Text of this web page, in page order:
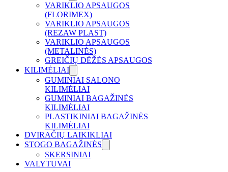
VARIKLIO APSAUGOS
(FLORIMEX)
VARIKLIO APSAUGOS
(REZAW PLAST)
VARIKLIO APSAUGOS
(METALINĖS)
GREIČIŲ DĖŽĖS APSAUGOS
KILIMĖLIAI
GUMINIAI SALONO
KILIMĖLIAI
GUMINIAI BAGAŽINĖS
KILIMĖLIAI
PLASTIKINIAI BAGAŽINĖS
KILIMĖLIAI
DVIRAČIŲ LAIKIKLIAI
STOGO BAGAŽINĖS
SKERSINIAI
VALYTUVAI